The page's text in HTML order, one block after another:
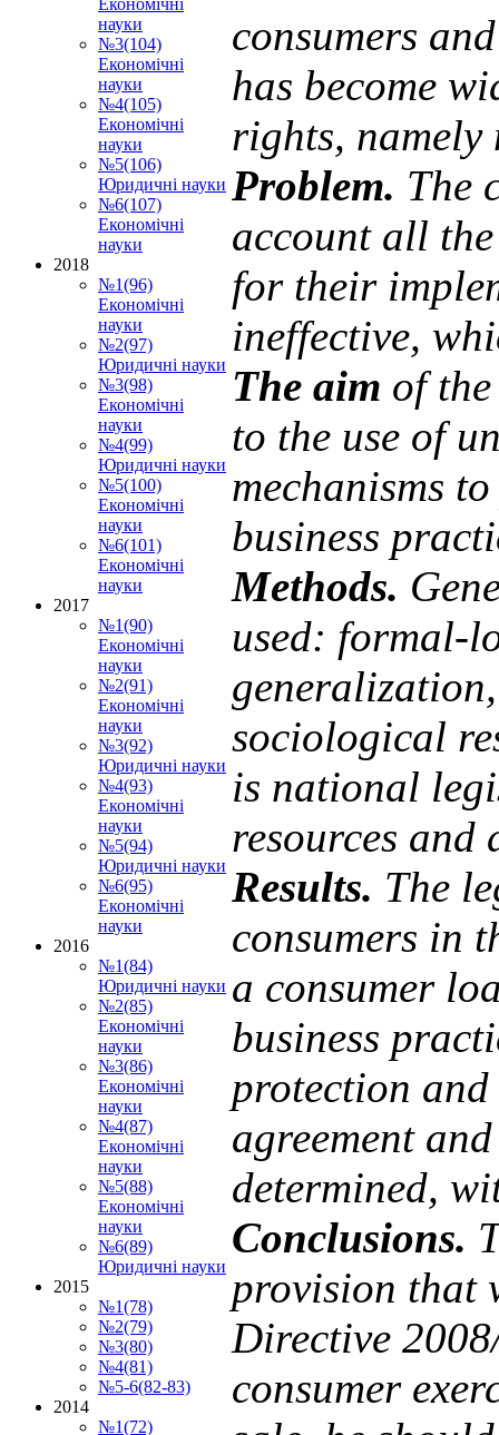
consumers
has become
rights, namely
Problem. The
account all
for their
ineffective,
The aim of
to the use of
mechanisms
business
Methods.
used: formal-
sociological
is national
resources and
Results. The
consumers in
a consumer
business
protection
agreement
determined,
Conclusions.
provision that
Directive
consumer
Економічні
науки
№3(104)
Економічні
науки
№4(105)
Економічні
науки
№5(106)
Юридичні науки
№6(107)
Економічні
науки
2018
№1(96)
Економічні
науки
№2(97)
Юридичні науки
№3(98)
Економічні
науки
№4(99)
Юридичні науки
№5(100)
Економічні
науки
№6(101)
Економічні
науки
2017
№1(90)
Економічні
науки
№2(91)
Економічні
науки
№3(92)
Юридичні науки
№4(93)
Економічні
науки
№5(94)
Юридичні науки
№6(95)
Економічні
науки
2016
№1(84)
Юридичні науки
№2(85)
Економічні
науки
№3(86)
Економічні
науки
№4(87)
Економічні
науки
№5(88)
Економічні
науки
№6(89)
Юридичні науки
2015
№1(78)
№2(79)
№3(80)
№4(81)
№5-6(82-83)
2014
№1(72)